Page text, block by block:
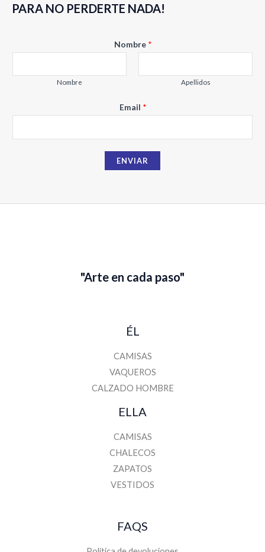
5
5
PARA NO PERDERTE NADA!
Nombre *
Nombre Apellidos
o
r
m
Email *
ENVIAR
"Arte en cada paso"
ÉL
CAMISAS
VAQUEROS
CALZADO HOMBRE
ELLA
CAMISAS
CHALECOS
ZAPATOS
VESTIDOS
FAQS